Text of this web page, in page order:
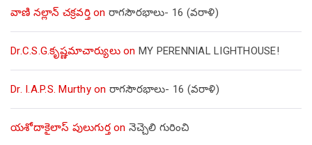
వాణి నల్లాన్ చక్రవర్తిon రాగసౌరభాలు- 16 (వరాళి)
Dr.C.S.G.కృష్ణమాచార్యులుon MY PERENNIAL LIGHTHOUSE!
Dr. I.A.P.S. Murthyon రాగసౌరభాలు- 16 (వరాళి)
యశోదాకైలాస్ పులుగుర్తon నెచ్చెలి గురించి